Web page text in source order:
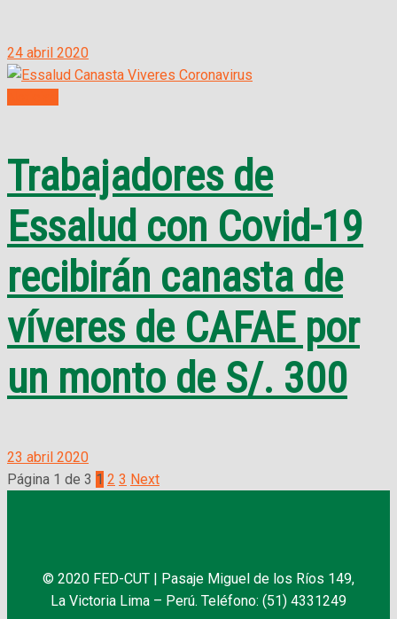
24 abril 2020
Trabajadores de
Essalud con Covid-19
recibirán canasta de
víveres de CAFAE por
un monto de S/. 300
23 abril 2020
Página 1 de 3 1 2 3 Next
© 2020 FED-CUT | Pasaje Miguel de los Ríos 149,
La Victoria Lima – Perú. Teléfono: (51) 4331249